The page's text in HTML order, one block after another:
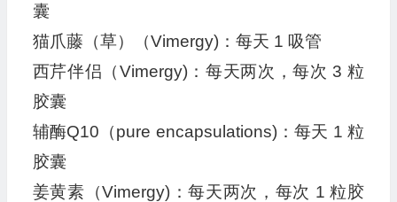
囊
猫爪藤（草）（Vimergy)：每天 1 吸管
西芹伴侣（Vimergy)：每天两次，每次 3 粒
胶囊
辅酶Q10（pure encapsulations)：每天 1 粒
胶囊
姜黄素（Vimergy)：每天两次，每次 1 粒胶